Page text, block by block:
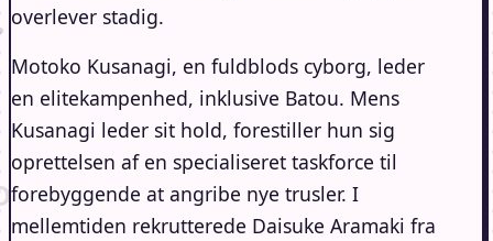
overlever stadig.
Motoko Kusanagi, en fuldblods cyborg, leder
en elitekampenhed, inklusive Batou. Mens
Kusanagi leder sit hold, forestiller hun sig
oprettelsen af ​​en specialiseret taskforce til
forebyggende at angribe nye trusler. I
mellemtiden rekrutterede Daisuke Aramaki fra